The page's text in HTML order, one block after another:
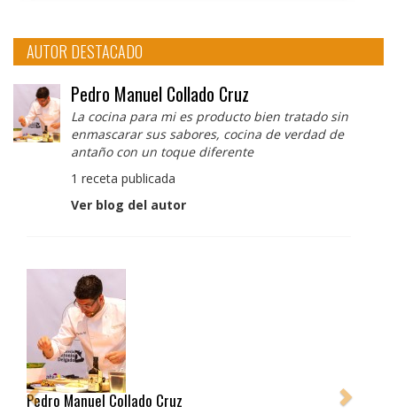
AUTOR DESTACADO
Pedro Manuel Collado Cruz
La cocina para mi es producto bien tratado sin
enmascarar sus sabores, cocina de verdad de
antaño con un toque diferente
1 receta publicada
Ver blog del autor
Pedro Manuel Collado Cruz